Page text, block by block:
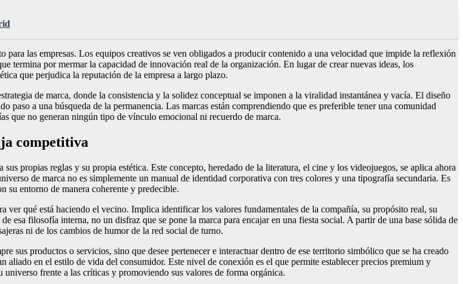
las empresas. Los equipos creativos se ven obligados a producir contenido a una velocidad que impide la reflexión
termina por mermar la capacidad de innovación real de la organización. En lugar de crear nuevas ideas, los
que perjudica la reputación de la empresa a largo plazo.
de marca, donde la consistencia y la solidez conceptual se imponen a la viralidad instantánea y vacía. El diseño
paso a una búsqueda de la permanencia. Las marcas están comprendiendo que es preferible tener una comunidad
que no generan ningún tipo de vínculo emocional ni recuerdo de marca.
competitiva
propias reglas y su propia estética. Este concepto, heredado de la literatura, el cine y los videojuegos, se aplica ahora
de marca no es simplemente un manual de identidad corporativa con tres colores y una tipografía secundaria. Es
su entorno de manera coherente y predecible.
ver qué está haciendo el vecino. Implica identificar los valores fundamentales de la compañía, su propósito real, su
esa filosofía interna, no un disfraz que se pone la marca para encajar en una fiesta social. A partir de una base sólida de
ni de los cambios de humor de la red social de turno.
sus productos o servicios, sino que desee pertenecer e interactuar dentro de ese territorio simbólico que se ha creado
en el estilo de vida del consumidor. Este nivel de conexión es el que permite establecer precios premium y
frente a las críticas y promoviendo sus valores de forma orgánica.